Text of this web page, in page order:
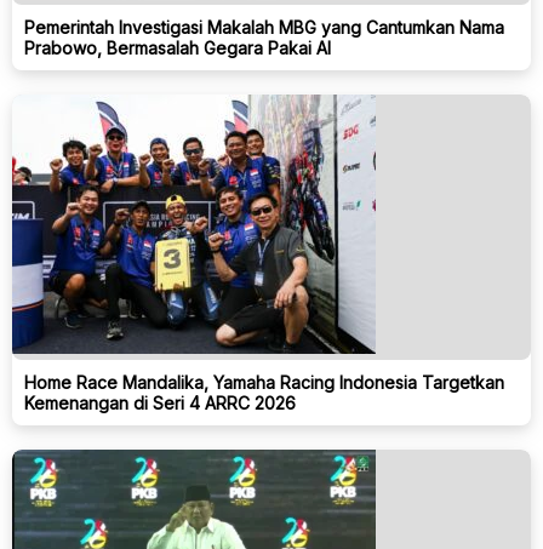
Pemerintah Investigasi Makalah MBG yang Cantumkan Nama
Prabowo, Bermasalah Gegara Pakai AI
Home Race Mandalika, Yamaha Racing Indonesia Targetkan
Kemenangan di Seri 4 ARRC 2026